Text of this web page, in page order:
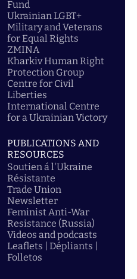
Fund
Ukrainian LGBT+
Military and Veterans
for Equal Rights
ZMINA
Kharkiv Human Right
Protection Group
Centre for Civil
Liberties
International Centre
for a Ukrainian Victory
PUBLICATIONS AND
RESOURCES
Soutien á l'Ukraine
Résistante
Trade Union
Newsletter
Feminist Anti-War
Resistance (Russia)
Videos and podcasts
Leaflets | Dépliants |
Folletos